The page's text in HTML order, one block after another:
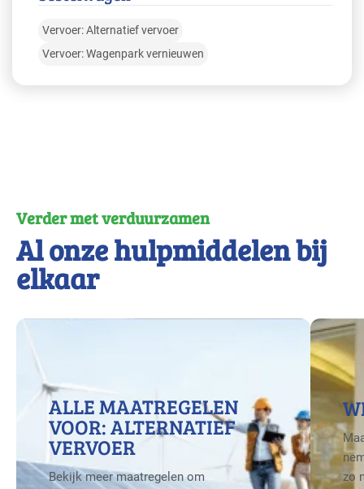
Vervoer: Alternatief vervoer
Vervoer: Wagenpark vernieuwen
Verder met verduurzamen
Al onze hulpmiddelen bij
elkaar
ALLE MAATREGELEN
VOOR: ALTERNATIEF
VERVOER
Bekijk meer maatregelen om
zo